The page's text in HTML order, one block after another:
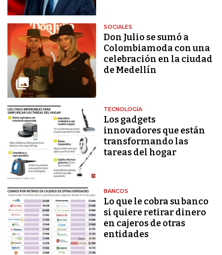
SOCIALES
Don Julio se sumó a
Colombiamoda con una
celebración en la ciudad
de Medellín
TECNOLOGÍA
Los gadgets
innovadores que están
transformando las
tareas del hogar
BANCOS
Lo que le cobra su banco
si quiere retirar dinero
en cajeros de otras
entidades